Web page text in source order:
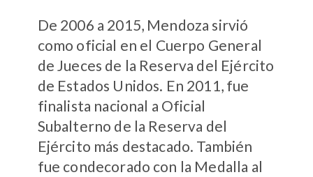
De 2006 a 2015, Mendoza sirvió
como oficial en el Cuerpo General
de Jueces de la Reserva del Ejército
de Estados Unidos. En 2011, fue
finalista nacional a Oficial
Subalterno de la Reserva del
Ejército más destacado. También
fue condecorado con la Medalla al